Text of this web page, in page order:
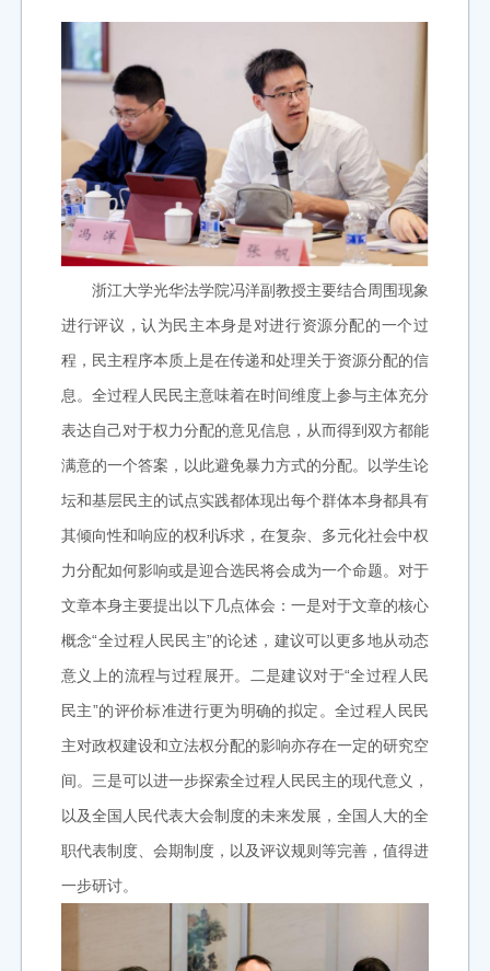
浙江大学光华法学院冯洋副教授主要结合周围现象
进行评议，认为民主本身是对进行资源分配的一个过
程，民主程序本质上是在传递和处理关于资源分配的信
息。全过程人民民主意味着在时间维度上参与主体充分
表达自己对于权力分配的意见信息，从而得到双方都能
满意的一个答案，以此避免暴力方式的分配。以学生论
坛和基层民主的试点实践都体现出每个群体本身都具有
其倾向性和响应的权利诉求，在复杂、多元化社会中权
力分配如何影响或是迎合选民将会成为一个命题。对于
文章本身主要提出以下几点体会：一是对于文章的核心
概念“全过程人民民主”的论述，建议可以更多地从动态
意义上的流程与过程展开。二是建议对于“全过程人民
民主”的评价标准进行更为明确的拟定。全过程人民民
主对政权建设和立法权分配的影响亦存在一定的研究空
间。三是可以进一步探索全过程人民民主的现代意义，
以及全国人民代表大会制度的未来发展，全国人大的全
职代表制度、会期制度，以及评议规则等完善，值得进
一步研讨。